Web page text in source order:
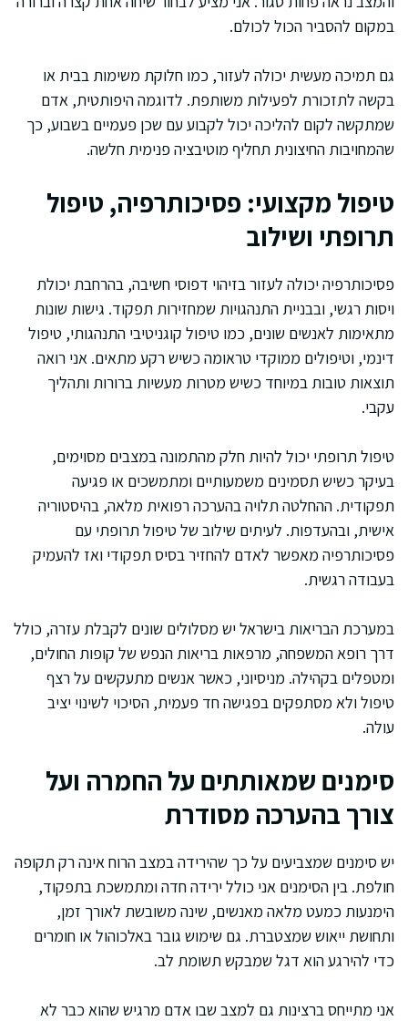
במקום להסביר הכול לכולם.
גם תמיכה מעשית יכולה לעזור, כמו חלוקת משימות בבית או
בקשה לתזכורת לפעילות משותפת. לדוגמה היפותטית, אדם
שמתקשה לקום להליכה יכול לקבוע עם שכן פעמיים בשבוע, כך
שהמחויבות החיצונית תחליף מוטיבציה פנימית חלשה.
טיפול מקצועי: פסיכותרפיה, טיפול
תרופתי ושילוב
פסיכותרפיה יכולה לעזור בזיהוי דפוסי חשיבה, בהרחבת יכולת
ויסות רגשי, ובבניית התנהגויות שמחזירות תפקוד. גישות שונות
מתאימות לאנשים שונים, כמו טיפול קוגניטיבי התנהגותי, טיפול
דינמי, וטיפולים ממוקדי טראומה כשיש רקע מתאים. אני רואה
תוצאות טובות במיוחד כשיש מטרות מעשיות ברורות ותהליך
עקבי.
טיפול תרופתי יכול להיות חלק מהתמונה במצבים מסוימים,
בעיקר כשיש תסמינים משמעותיים ומתמשכים או פגיעה
תפקודית. ההחלטה תלויה בהערכה רפואית מלאה, בהיסטוריה
אישית, ובהעדפות. לעיתים שילוב של טיפול תרופתי עם
פסיכותרפיה מאפשר לאדם להחזיר בסיס תפקודי ואז להעמיק
בעבודה רגשית.
במערכת הבריאות בישראל יש מסלולים שונים לקבלת עזרה, כולל
דרך רופא המשפחה, מרפאות בריאות הנפש של קופות החולים,
ומטפלים בקהילה. מניסיוני, כאשר אנשים מתעקשים על רצף
טיפול ולא מסתפקים בפגישה חד פעמית, הסיכוי לשינוי יציב
עולה.
סימנים שמאותתים על החמרה ועל
צורך בהערכה מסודרת
יש סימנים שמצביעים על כך שהירידה במצב הרוח אינה רק תקופה
חולפת. בין הסימנים אני כולל ירידה חדה ומתמשכת בתפקוד,
הימנעות כמעט מלאה מאנשים, שינה משובשת לאורך זמן,
ותחושת ייאוש שמצטברת. גם שימוש גובר באלכוהול או חומרים
כדי להירגע הוא דגל שמבקש תשומת לב.
אני מתייחס ברצינות גם למצב שבו אדם מרגיש שהוא כבר לא